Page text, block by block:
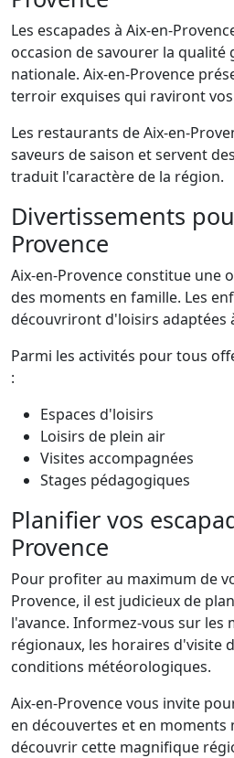
Les escapades à Aix-en-
occasion de savourer la
nationale. Aix-en-Provence
terroir exquises qui raviront
Les restaurants de Aix-en-
saveurs de saison et servent
traduit l'caractère de la région.
Divertissements
Provence
Aix-en-Provence constitue une
des moments en famille. Les
découvriront d'loisirs adaptées
Parmi les activités pour tous
:
Espaces d'loisirs
Loisirs de plein air
Visites accompagnées
Stages pédagogiques
Planifier vos
Provence
Pour profiter au maximum de
Provence, il est judicieux de
l'avance. Informez-vous sur les
régionaux, les horaires d'visite
conditions météorologiques.
Aix-en-Provence vous invite
en découvertes et en moments
découvrir cette magnifique